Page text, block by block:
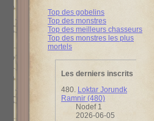
Top des gobelins
Top des monstres
Top des meilleurs chasseurs
Top des monstres les plus
mortels
Les derniers inscrits
480. Loktar Jorundk
Ramnir (480)
Nodef 1
2026-06-05